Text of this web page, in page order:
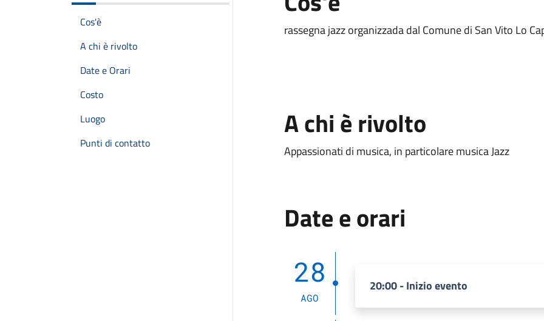
Cos'è
A chi è rivolto
Date e Orari
Costo
Luogo
Punti di contatto
rassegna jazz organizzada dal Comune di San Vito Lo
A chi è rivolto
Appassionati di musica, in particolare musica Jazz
Date e orari
28
AGO
20:00 - Inizio evento